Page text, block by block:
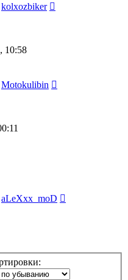
kolxozbiker
10:58
Motokulibin
aLeXxx_moD